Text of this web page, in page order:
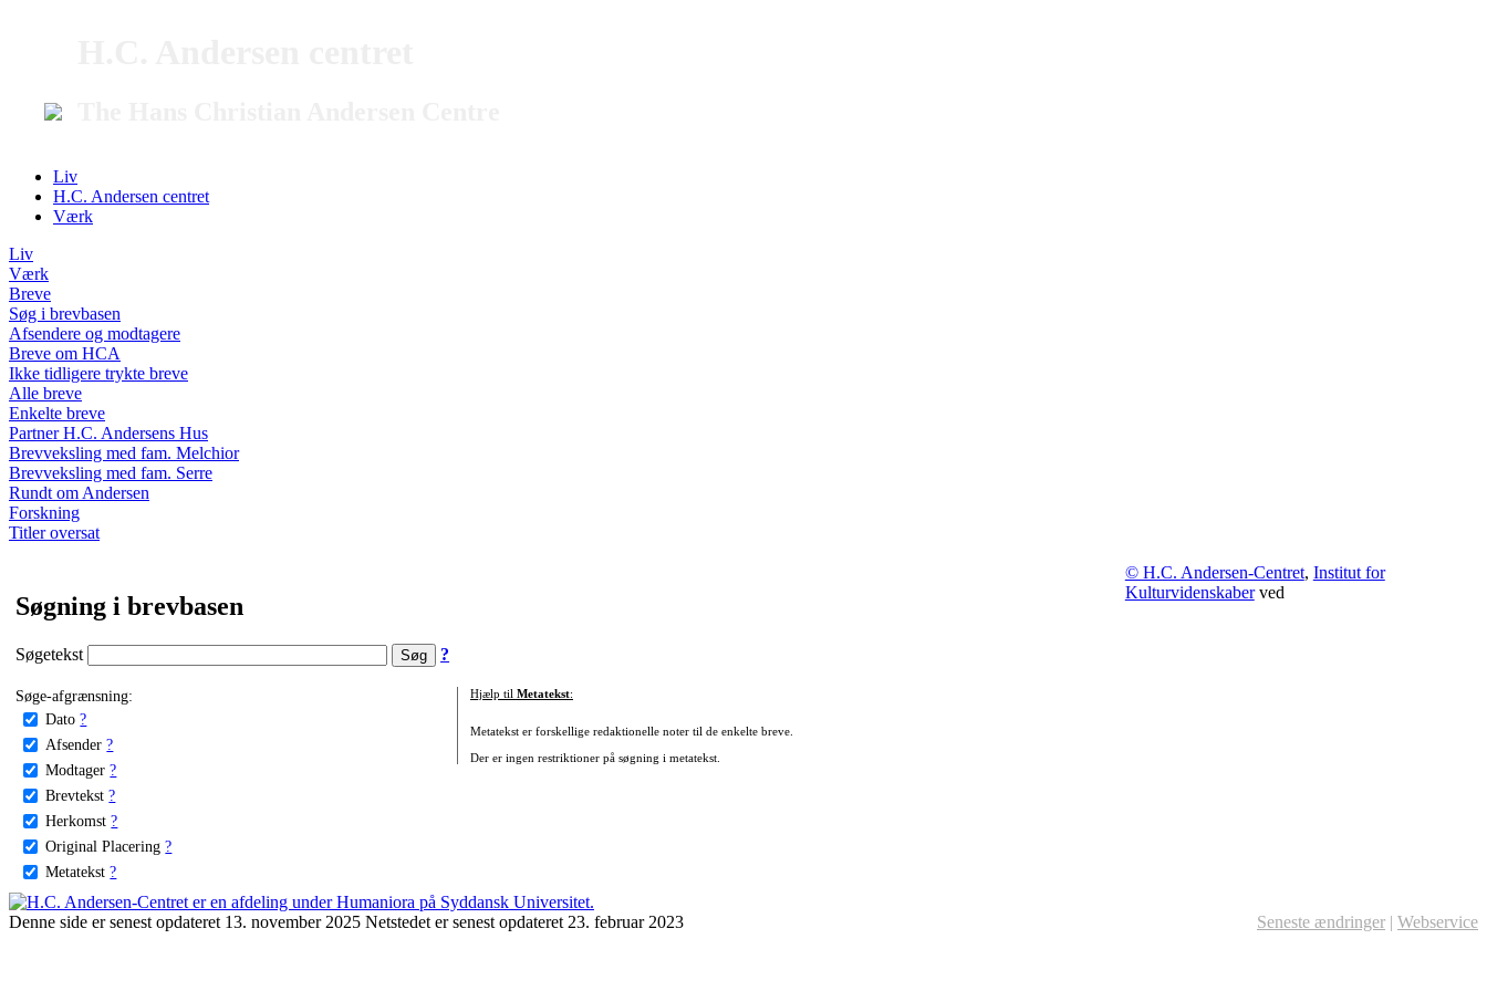
Liv
H.C. Andersen centret
Værk
Liv
Værk
Breve
Søg i brevbasen
Afsendere og modtagere
Breve om HCA
Ikke tidligere trykte breve
Alle breve
Enkelte breve
Partner H.C. Andersens Hus
Brevveksling med fam. Melchior
Brevveksling med fam. Serre
Rundt om Andersen
Forskning
Titler oversat
Søgning i brevbasen
Søgetekst ?
Søge-afgrænsning:
Dato ?
Afsender ?
Modtager ?
Brevtekst ?
Herkomst ?
Original Placering ?
Metatekst ?
Hjælp til Metatekst:
Metatekst er forskellige redaktionelle noter til de enkelte breve.
Der er ingen restriktioner på søgning i metatekst.
© H.C. Andersen-Centret, Institut for
Kulturvidenskaberved
Denne side er senest opdateret 13. november 2025 Netstedet er senest opdateret 23. februar 2023 Seneste ændringer | Webservice